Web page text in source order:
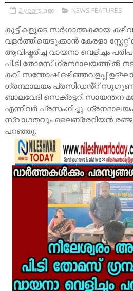
2 years ago NEWS FEATURES
കുട്ടികളുടെ സർഗാത്മകമായ
വളർത്തിയെടുക്കാൻ കേരളാ
ആവിഷ്കരിച്ച വായനാ വെളിച്ചം
പി.ടി തോമസ് ഗ്രന്ഥാലയത്തിൽ
കവി സന്തോഷ് ഒഴിഞ്ഞവളപ്പ്
ഗ്രന്ഥാലയം പ്രസിഡൻ്റ്
ബാലവേദി സെക്രട്ടറി സായന്തന
എന്നിവർ പ്രസംഗിച്ചു.
സ്വാഗതവും ലൈബ്രേറിയൻ
പറഞ്ഞു.